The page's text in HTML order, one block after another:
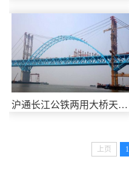
沪通长江公铁两用大桥天生港...
上页 1